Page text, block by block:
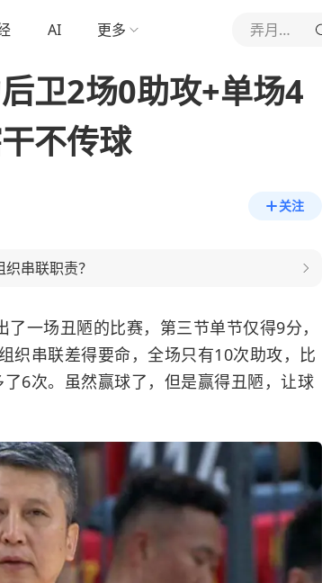
AI 更多 弄月公子
卫2场0助攻+单场4
不传球
关注
串联职责？
一场丑陋的比赛，第三节单节仅得9分，
织串联差得要命，全场只有10次助攻，比
6次。虽然赢球了，但是赢得丑陋，让球